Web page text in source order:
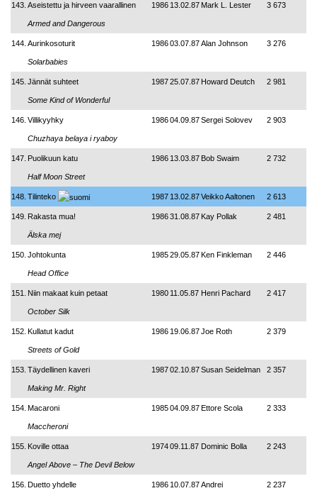
143. Aseistettu ja hirveen vaarallinen
Armed and Dangerous
1986 13.02.87 Mark L. Lester 3 673
144. Aurinkosoturit
Solarbabies
198603.07.87Alan Johnson 3 276
145. Jännät suhteet
Some Kind of Wonderful
198725.07.87 Howard Deutch 2 981
146. Villikyyhky
Chuzhaya belaya i ryaboy
198604.09.87Sergei Solovev 2 903
147. Puolikuun katu
Half Moon Street
1986 13.03.87 Bob Swaim 2 732
148. Tilinteko 1987 13.02.87Veikko Aaltonen 2 613
149. Rakasta mua!
Älska mej
198631.08.87 Kay Pollak 2 481
150. Johtokunta
Head Office
198529.05.87Ken Finkleman 2 446
151. Niin makaat kuin petaat
October Silk
1980 11.05.87 Henri Pachard 2 417
152. Kullatut kadut
Streets of Gold
1986 19.06.87Joe Roth 2 379
153. Täydellinen kaveri
Making Mr. Right
198702.10.87Susan Seidelman 2 357
154. Macaroni
Maccheroni
198504.09.87Ettore Scola 2 333
155. Koville ottaa
Angel Above – The Devil Below
197409.11.87 Dominic Bolla 2 243
156. Duetto yhdelle 1986 10.07.87Andrei 2 237